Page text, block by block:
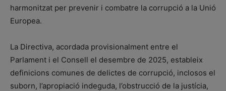
harmonitzat per prevenir i combatre la corrupció a la Unió
Europea.
La Directiva, acordada provisionalment entre el
Parlament i el Consell el desembre de 2025, estableix
definicions comunes de delictes de corrupció, inclosos el
suborn, l’apropiació indeguda, l’obstrucció de la justícia,